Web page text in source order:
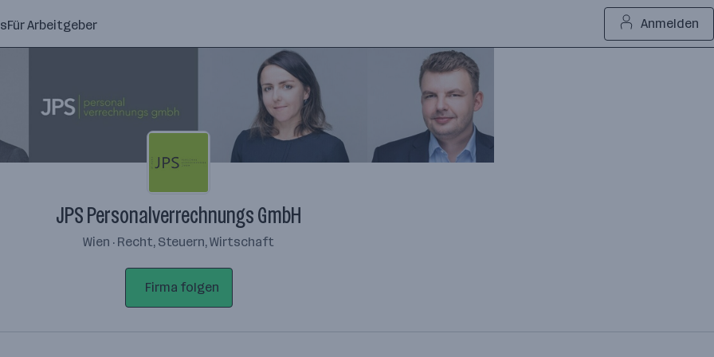
Für Arbeitgeber Anmelden
JPS Personalverrechnungs GmbH
Wien · Recht, Steuern, Wirtschaft
Firma folgen